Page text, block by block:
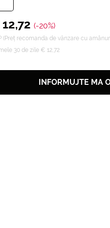
(-20%)
(Preț recomanda de vânzare cu
30 de zile € 12,72
INFORMUJTE MA